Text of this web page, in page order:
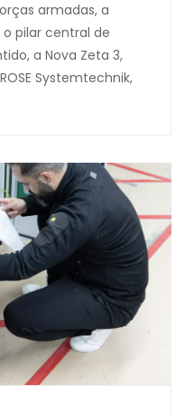
armadas, a
pilar central de
a Nova Zeta 3,
Systemtechnik,